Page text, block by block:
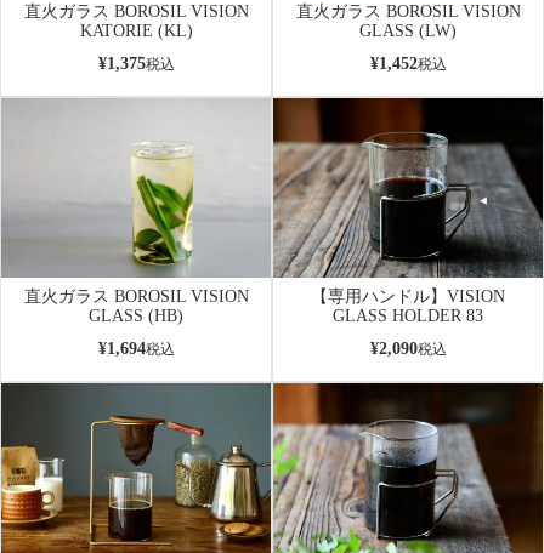
直火ガラス BOROSIL VISION
KATORIE (KL)
¥1,375税込
直火ガラス BOROSIL VISION
GLASS (LW)
¥1,452税込
直火ガラス BOROSIL VISION
GLASS (HB)
¥1,694税込
【専用ハンドル】VISION
GLASS HOLDER 83
¥2,090税込